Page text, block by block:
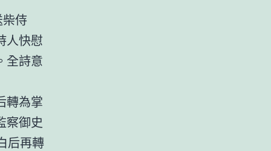
侍
人快慰
全詩意
轉為掌
察御史
后再轉